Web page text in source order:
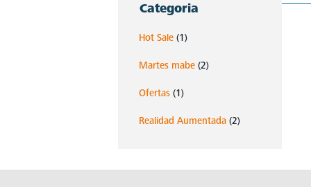
Categoria
Hot Sale (1)
Martes mabe (2)
Ofertas (1)
Realidad Aumentada (2)